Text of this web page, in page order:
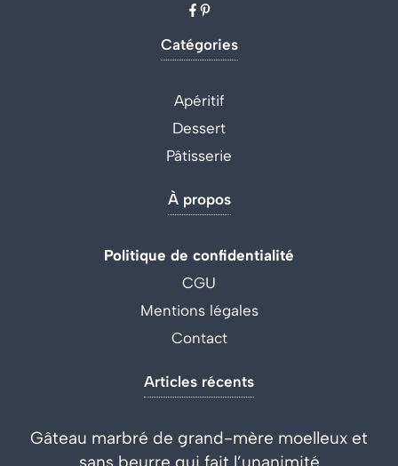
Catégories
Apéritif
Dessert
Pâtisserie
À propos
Politique de confidentialité
CGU
Mentions légales
Contact
Articles récents
Gâteau marbré de grand-mère moelleux et
sans beurre qui fait l’unanimité